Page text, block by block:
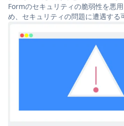
Formのセキュリティの脆弱性を悪
め、セキュリティの問題に遭遇する